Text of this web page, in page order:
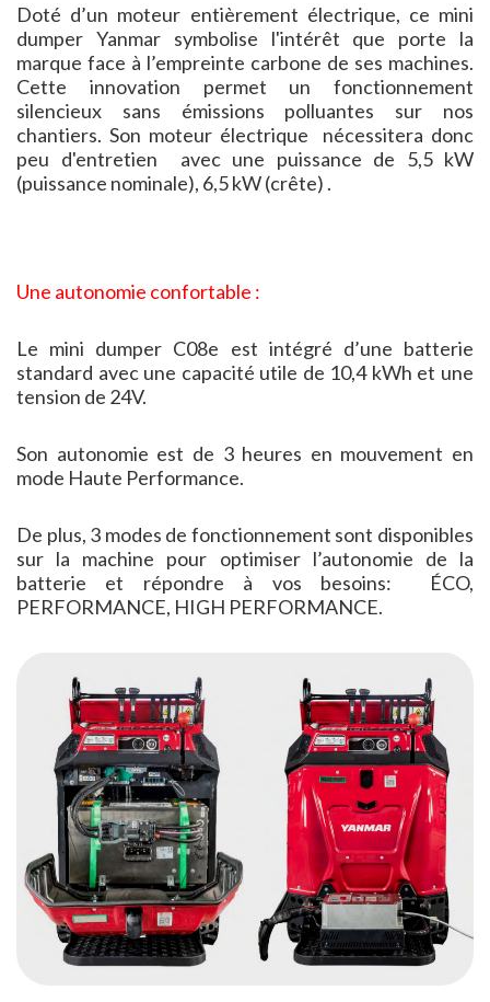
Doté d’un moteur entièrement électrique, ce mini
dumper Yanmar symbolise l'intérêt que porte la
marque face à l’empreinte carbone de ses machines.
Cette innovation permet un fonctionnement
silencieux sans émissions polluantes sur nos
chantiers. Son moteur électrique nécessitera donc
peu d'entretien avec une puissance de 5,5 kW
(puissance nominale), 6,5 kW (crête) .
Une autonomie confortable :
Le mini dumper C08e est intégré d’une batterie
standard avec une capacité utile de 10,4 kWh et une
tension de 24V.
Son autonomie est de 3 heures en mouvement en
mode Haute Performance.
De plus, 3 modes de fonctionnement sont disponibles
sur la machine pour optimiser l’autonomie de la
batterie et répondre à vos besoins: ÉCO,
PERFORMANCE, HIGH PERFORMANCE.